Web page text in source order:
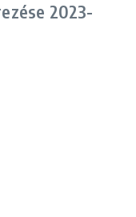
2023-